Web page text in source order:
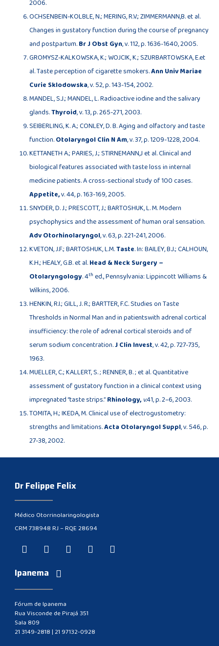
2006.
OCHSENBEIN-KOLBLE, N.; MERING, R.V.; ZIMMERMANN,B. et al.
Changes in gustatory function during the course of pregnancy
and postpartum.Br J Obst Gyn, v. 112, p. 1636-1640, 2005.
GROMYSZ-KALKOWSKA, K.; WOJCIK, K.; SZURBARTOWSKA, E.et
al. Taste perception of cigarette smokers.Ann Univ Mariae
Curie Sklodowska, v. 52, p. 143-154, 2002.
MANDEL, S.J.; MANDEL, L. Radioactive iodine and the salivary
glands.Thyroid, v. 13, p. 265-271, 2003.
SEIBERLING, K. A.; CONLEY, D. B. Aging and olfactory and taste
function.Otolaryngol Clin N Am, v. 37, p. 1209-1228, 2004.
KETTANETH A.; PARIES, J.; STIRNEMANN,J et al. Clinical and
biological features associated with taste loss in internal
medicine patients. A cross-sectional study of 100 cases.
Appetite,v. 44, p. 163-169, 2005.
SNYDER, D. J.; PRESCOTT, J.; BARTOSHUK, L. M. Modern
psychophysics and the assessment of human oral sensation.
Adv Otorhinolaryngol, v. 63, p. 221-241, 2006.
KVETON, J.F.; BARTOSHUK, L.M.Taste. In: BAILEY, B.J.; CALHOUN,
K.H.; HEALY, G.B. et al.Head & Neck Surgery –
Otolaryngology. 4th ed., Pennsylvania: Lippincott Williams &
Wilkins, 2006.
HENKIN, R.I.; GILL, J. R.; BARTTER, F.C. Studies on Taste
Thresholds in Normal Man and in patientswith adrenal cortical
insufficiency: the role of adrenal cortical steroids and of
serum sodium concentration.J Clin Invest, v. 42, p. 727-735,
1963.
MUELLER, C.; KALLERT, S. ; RENNER, B. ; et al. Quantitative
assessment of gustatory function in a clinical context using
impregnated “taste strips.”Rhinology, v.41, p. 2–6, 2003.
TOMITA, H.; IKEDA, M. Clinical use of electrogustometry:
strengths and limitations.Acta Otolaryngol Suppl, v. 546, p.
27-38, 2002.
Dr Felippe Felix
Médico Otorrinolaringologista
CRM 738948 RJ – RQE 28694
Ipanema
Fórum de Ipanema
Rua Visconde de Pirajá 351
Sala 809
21 3149-2818|21 97132-0928